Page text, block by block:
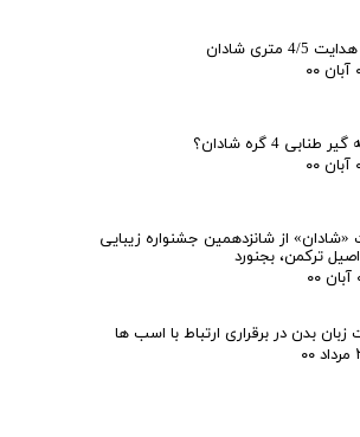
5 متری شادان
طنابی 4 گره شادان؟
«شادان» از شانزدهمین جشنواره زیبایی
ترکمن، بجنورد
زبان بدن در برقراری ارتباط با اسب ها